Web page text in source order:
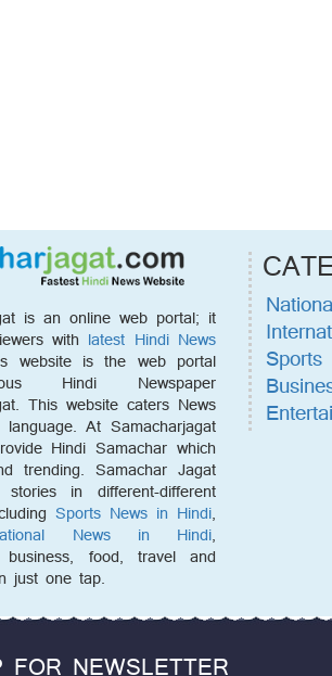
is an online web portal; it
with latest Hindi News
website is the web portal
Hindi Newspaper
This website caters News
At Samacharjagat
Hindi Samachar which
trending. Samachar Jagat
in different-different
Sports News in Hindi,
News in Hindi,
business, food, travel and
just one tap.
Sports
FOR NEWSLETTER